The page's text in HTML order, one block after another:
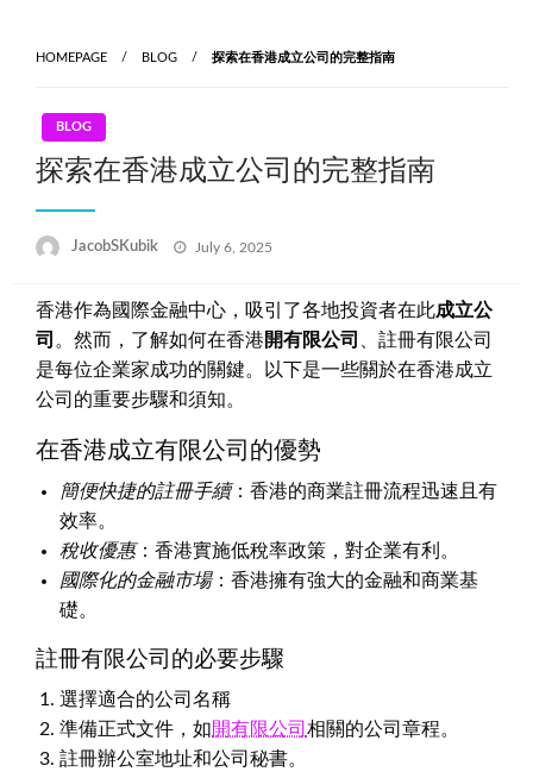
HOMEPAGE BLOG 探索在香港成立公司的完整指南
BLOG
探索在香港成立公司的完整指南
JacobSKubik
Posted
July 6, 2025
香港作為國際金融中心，吸引了各地投資者在此成立公
司 。然而，了解如何在香港開有限公司
、註冊有限公司
是每位企業家成功的關鍵。以下是一些關於在香港成立
公司的重要步驟和須知。
在香港成立有限公司的優勢
簡便快捷的註冊手續：香港的商業註冊流程迅速且有
效率。
稅收優惠：香港實施低稅率政策，對企業有利。
國際化的金融市場：香港擁有強大的金融和商業基
礎。
註冊有限公司的必要步驟
選擇適合的公司名稱
準備正式文件，如開有限公司 相關的公司章程。
註冊辦公室地址和公司秘書。